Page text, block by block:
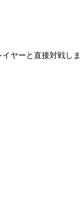
ヤーと直接対戦し